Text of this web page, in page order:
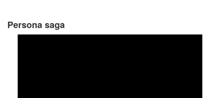
Persona saga